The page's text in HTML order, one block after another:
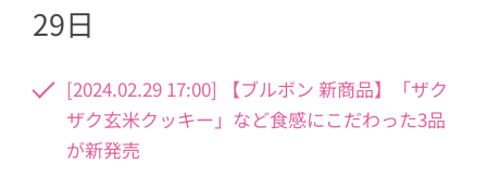
29日
[2024.02.29 17:00] 【ブルボン 新商品】「ザク
ザク玄米クッキー」など食感にこだわった3品
が新発売